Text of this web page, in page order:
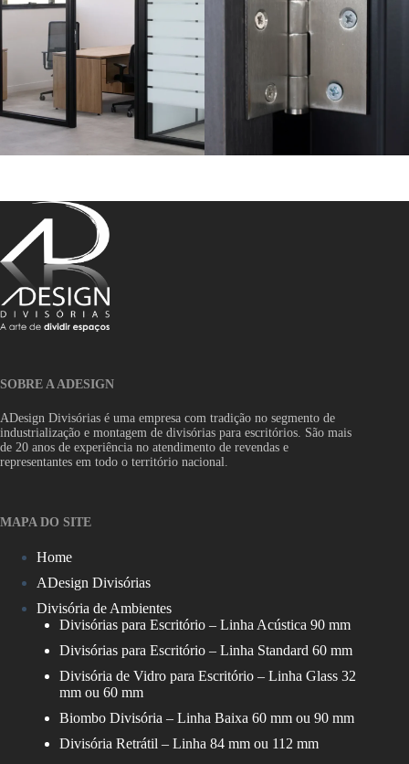
SOBRE A ADESIGN
ADesign Divisórias é uma empresa com tradição no segmento de
industrialização e montagem de divisórias para escritórios. São mais
de 20 anos de experiência no atendimento de revendas e
representantes em todo o território nacional.
MAPA DO SITE
Home
ADesign Divisórias
Divisória de Ambientes
Divisórias para Escritório – Linha Acústica 90 mm
Divisórias para Escritório – Linha Standard 60 mm
Divisória de Vidro para Escritório – Linha Glass 32
mm ou 60 mm
Biombo Divisória – Linha Baixa 60 mm ou 90 mm
Divisória Retrátil – Linha 84 mm ou 112 mm